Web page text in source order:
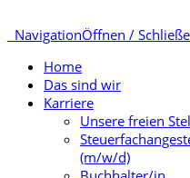
NavigationÖffnen /
Home
Das sind wir
Karriere
Unsere freien
(m/w/d)